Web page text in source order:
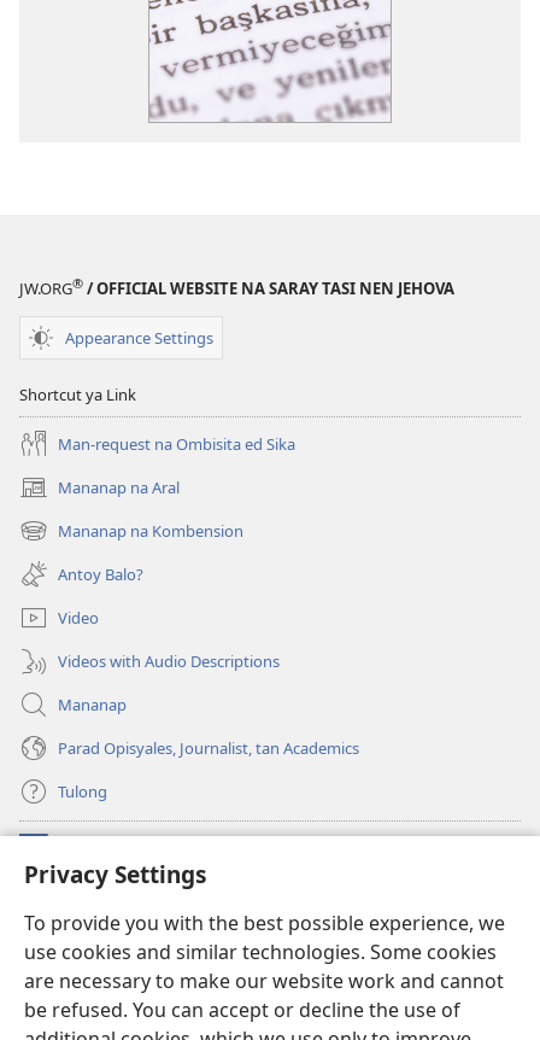
Privacy Settings
To provide you with the best possible experience, we
use cookies and similar technologies. Some cookies
are necessary to make our website work and cannot
be refused. You can accept or decline the use of
JW.ORG® / OFFICIAL WEBSITE NA SARAY TASI NEN JEHOVA
Appearance Settings
Shortcut ya Link
Man-request na Ombisita ed Sika
Mananap na Aral
(opens
new
window)
Mananap na Kombension
(opens
new
window)
Antoy Balo?
Video
Videos with Audio Descriptions
Mananap
Parad Opisyales, Journalist, tan Academics
Tulong
(opens
new
Watchtower ONLINE YA LIBRARYA™
(opens
new
window)JW Hub
(opens
new
window)JW Library App